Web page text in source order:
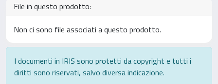
File in questo prodotto:
Non ci sono file associati a questo prodotto.
I documenti in IRIS sono protetti da copyright e tutti i
diritti sono riservati, salvo diversa indicazione.